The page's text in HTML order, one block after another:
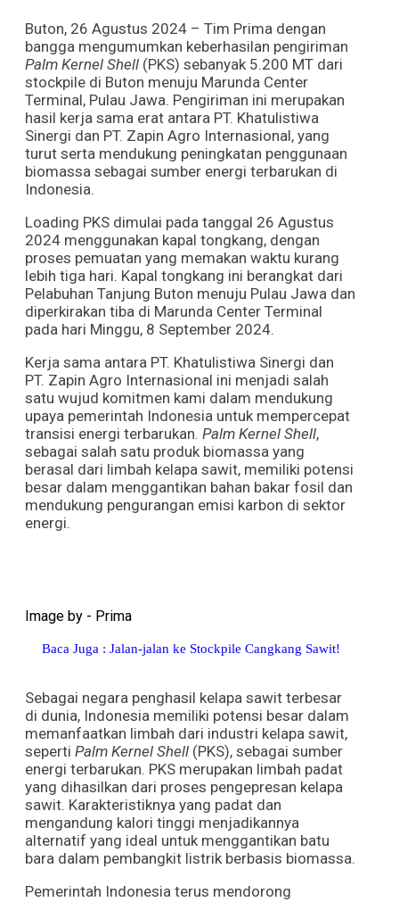
Buton, 26 Agustus 2024 – Tim Prima dengan
bangga mengumumkan keberhasilan pengiriman
Palm Kernel Shell (PKS) sebanyak 5.200 MT dari
stockpile di Buton menuju Marunda Center
Terminal, Pulau Jawa. Pengiriman ini merupakan
hasil kerja sama erat antara PT. Khatulistiwa
Sinergi dan PT. Zapin Agro Internasional, yang
turut serta mendukung peningkatan penggunaan
biomassa sebagai sumber energi terbarukan di
Indonesia.
Loading PKS dimulai pada tanggal 26 Agustus
2024 menggunakan kapal tongkang, dengan
proses pemuatan yang memakan waktu kurang
lebih tiga hari. Kapal tongkang ini berangkat dari
Pelabuhan Tanjung Buton menuju Pulau Jawa dan
diperkirakan tiba di Marunda Center Terminal
pada hari Minggu, 8 September 2024.
Kerja sama antara PT. Khatulistiwa Sinergi dan
PT. Zapin Agro Internasional ini menjadi salah
satu wujud komitmen kami dalam mendukung
upaya pemerintah Indonesia untuk mempercepat
transisi energi terbarukan. Palm Kernel Shell,
sebagai salah satu produk biomassa yang
berasal dari limbah kelapa sawit, memiliki potensi
besar dalam menggantikan bahan bakar fosil dan
mendukung pengurangan emisi karbon di sektor
energi.
Image by - Prima
Baca Juga : Jalan-jalan ke Stockpile Cangkang Sawit!
Sebagai negara penghasil kelapa sawit terbesar
di dunia, Indonesia memiliki potensi besar dalam
memanfaatkan limbah dari industri kelapa sawit,
seperti Palm Kernel Shell (PKS), sebagai sumber
energi terbarukan. PKS merupakan limbah padat
yang dihasilkan dari proses pengepresan kelapa
sawit. Karakteristiknya yang padat dan
mengandung kalori tinggi menjadikannya
alternatif yang ideal untuk menggantikan batu
bara dalam pembangkit listrik berbasis biomassa.
Pemerintah Indonesia terus mendorong